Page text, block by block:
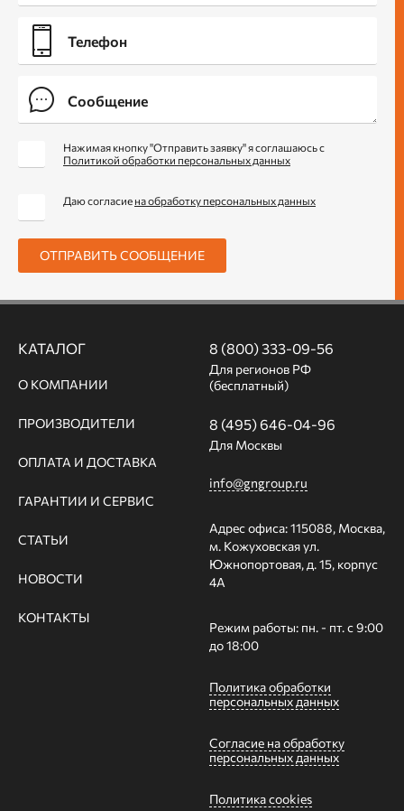
Нажимая кнопку "Отправить заявку" я соглашаюсь с
Политикой обработки персональных данных
Даю согласие на обработку персональных данных
ОТПРАВИТЬ СООБЩЕНИЕ
КАТАЛОГ
О КОМПАНИИ
ПРОИЗВОДИТЕЛИ
ОПЛАТА И ДОСТАВКА
ГАРАНТИИ И СЕРВИС
СТАТЬИ
НОВОСТИ
КОНТАКТЫ
8 (800) 333-09-56
Для регионов РФ
(бесплатный)
8 (495) 646-04-96
Для Москвы
info@gngroup.ru
Адрес офиса: 115088, Москва,
м. Кожуховская ул.
Южнопортовая, д. 15, корпус
4А
Режим работы: пн. - пт. с 9:00
до 18:00
Политика обработки
персональных данных
Согласие на обработку
персональных данных
Политика cookies